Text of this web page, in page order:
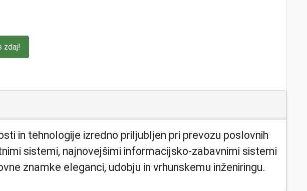
zdaj!
in tehnologije izredno priljubljen pri prevozu poslovnih
sistemi, najnovejšimi informacijsko-zabavnimi sistemi
znamke eleganci, udobju in vrhunskemu inženiringu.